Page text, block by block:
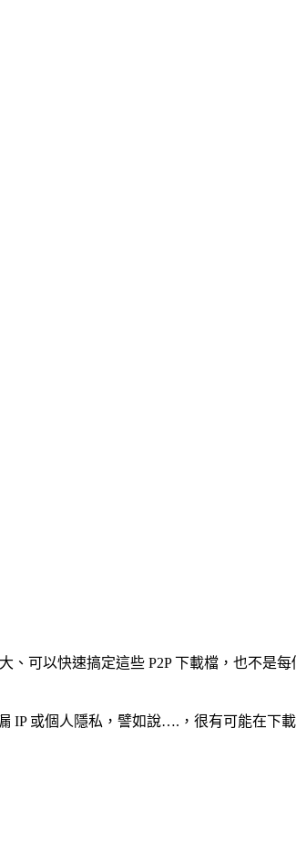
可以快速搞定這些 P2P 下載檔，也不是
IP 或個人隱私，譬如說….，很有可能在下